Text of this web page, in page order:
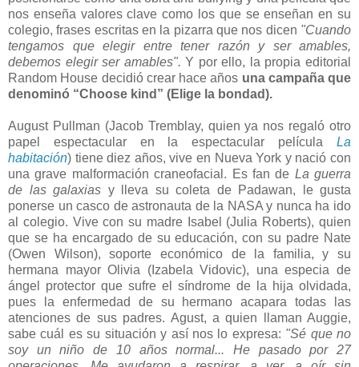
nos enseña valores clave como los que se enseñan en su
colegio, frases escritas en la pizarra que nos dicen "Cuando
tengamos que elegir entre tener razón y ser amables,
debemos elegir ser amables". Y por ello, la propia editorial
Random House decidió crear hace años una campaña que
denominó “Choose kind” (Elige la bondad).
August Pullman (Jacob Tremblay, quien ya nos regaló otro
papel espectacular en la espectacular película La
habitación) tiene diez años, vive en Nueva York y nació con
una grave malformación craneofacial. Es fan de La guerra
de las galaxias y lleva su coleta de Padawan, le gusta
ponerse un casco de astronauta de la NASA y nunca ha ido
al colegio. Vive con su madre Isabel (Julia Roberts), quien
que se ha encargado de su educación, con su padre Nate
(Owen Wilson), soporte económico de la familia, y su
hermana mayor Olivia (Izabela Vidovic), una especia de
ángel protector que sufre el síndrome de la hija olvidada,
pues la enfermedad de su hermano acapara todas las
atenciones de sus padres. Agust, a quien llaman Auggie,
sabe cuál es su situación y así nos lo expresa: "Sé que no
soy un niño de 10 años normal... He pasado por 27